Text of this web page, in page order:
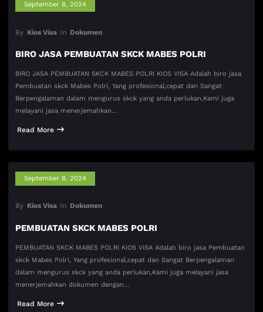
September 8, 2024
By Kios Visa In Dokumen
BIRO JASA PEMBUATAN SKCK MABES POLRI
BIRO JASA PEMBUATAN SKCK MABES POLRI KIOS VISA Adalah biro jasa
Pembuatan skck Mabes Polri, Yang profesional,cepat dan Sangat
Berpengalaman dalam mengurus skck yang anda perlukan,Kami juga
melayani jasa menerjemahkan…
Read More
September 8, 2024
By Kios Visa In Dokumen
PEMBUATAN SKCK MABES POLRI
PEMBUATAN SKCK MABES POLRI KIOS VISA Adalah biro jasa Pembuatan
skck Mabes Polri, Yang profesional,cepat dan Sangat Berpengalaman
dalam mengurus skck yang anda perlukan,Kami juga melayani jasa
menerjemahkan dokumen dengan…
Read More